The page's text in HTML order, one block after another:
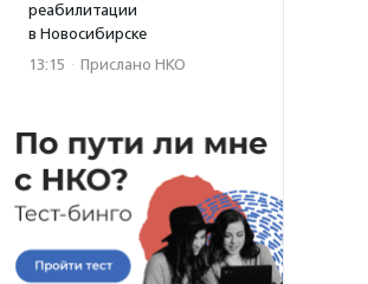
реабилитации
в Новосибирске
13:15 · Прислано НКО